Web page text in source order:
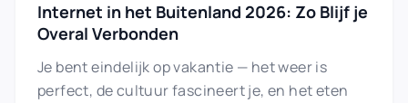
Internet in het Buitenland 2026: Zo Blijf je
Overal Verbonden
Je bent eindelijk op vakantie — het weer is
perfect, de cultuur fascineert je, en het eten